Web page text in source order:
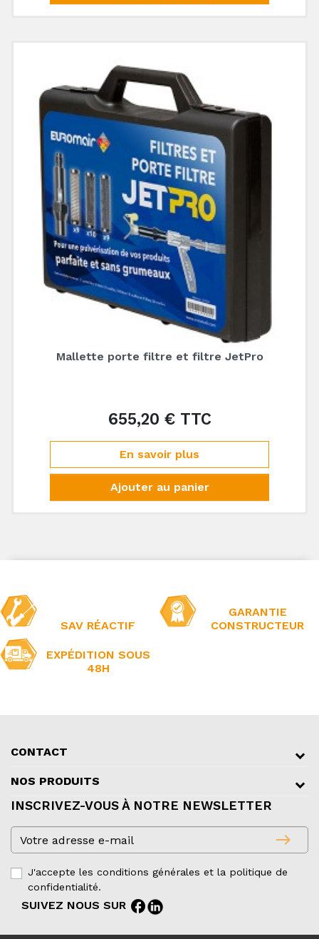
Mallette porte filtre et filtre JetPro
655,20 € TTCPrix
En savoir plus
Ajouter au panier
SAV RÉACTIF
GARANTIE
CONSTRUCTEUR
EXPÉDITION SOUS
48H
CONTACT
NOS PRODUITS
INSCRIVEZ-VOUS À NOTRE NEWSLETTER
east
J'accepte les conditions générales et la politique de
confidentialité.
SUIVEZ NOUS SUR facebook